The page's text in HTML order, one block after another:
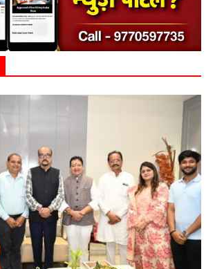
रमेन डेका का बसना
डॉ. सम्पत अग्रवाल के निवास
में पुष्प वर्षा से हुआ भव्य स्वागत